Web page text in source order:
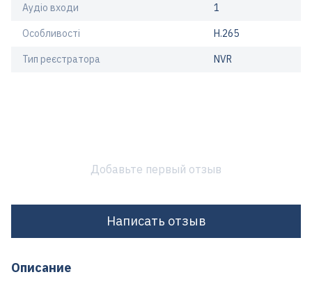
Аудіо входи 1
Особливості H.265
Тип реєстратора NVR
Добавьте первый отзыв
Написать отзыв
Описание